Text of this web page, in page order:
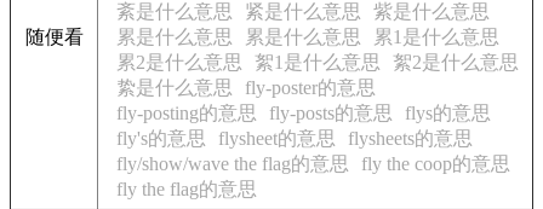
随便看
紊是什么意思
紧是什么意思
紫是什么意思
累是什么意思
累是什么意思
累1是什么意思
累2是什么意思
絮1是什么意思
絮2是什么意思
絷是什么意思
fly-poster的意思
fly-posting的意思
fly-posts的意思
flys的意思
fly's的意思
flysheet的意思
flysheets的意思
fly/show/wave the flag的意思
fly the coop的意思
fly the flag的意思